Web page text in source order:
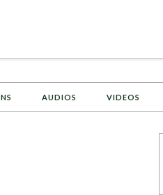
AUDIOS VIDEOS